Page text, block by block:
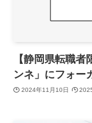
【静岡県転職
ンネ」にフォー
2024年11月10日